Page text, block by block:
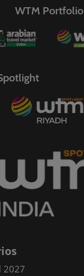
WTM Portfolio
2027